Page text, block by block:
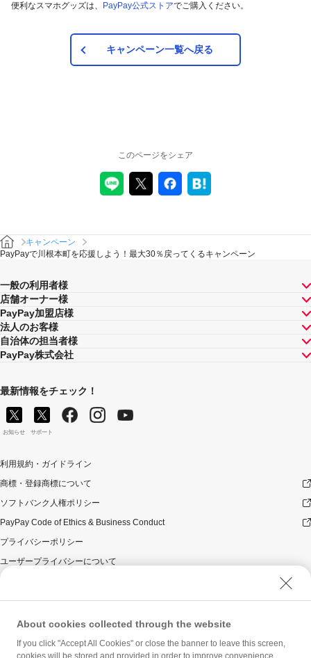
本キャンペーンの対象のお支払方法は、PayPay残高、ヤフー
法は対象外です。また、オンラインでのお支払いはPayPayピ
ックアップのみ対象で、それ以外は対象外です。
が同時開催する他の総付キャンペーンの中で、付与され
るPayPayボーナスの額が最大となるものが適用されま
す。PayPay株式会社が指定する場合を除き、それらが重
複適用されることはありません。
ときにはそれらも適用されますが、1回のお支払いについ
てのPayPayボーナスの付与率は、合計で支払額の66.5％
る場合は、本キャンペーンによる付与分が縮減されま
す）。ただし、上記上限は、マイナポイント付与期間中
（2020年9月1日～2021年9月30日）のお支払いに適用さ
れるものであり、2021年10月1日以降は変更予定です。
キャンペーン内容および適用条件を予告なく変更する場
合や、キャンペーン自体を予告なく中止する場合があり
ます。
場合は、本キャンペーンの対象とはなりませんのでご注
ドでのお支払いはキャンペーン対象外です。
対象のお支払方法にてお支払いいただいた際に、仮に本
ンペーン期間中のPayPayボーナスの付与額が合計5,000
円相当を超えるときには、当該付与額の合計が5,000円相
当となるよう付与いたします（付与額の合計がキャンペ
ーン期間中5,000円相当を超えることはございません）。
解除され（合意解除を含みます。）、または無効となっ
た場合（以下「取消し等」といいます。）、取消し等の
有無にかかわらず、当該取消し等の対象となったPayPay
決済についてのPayPayボーナスの付与は全て取り消され
し等の理由の如何にかかわらず、また、対象店舗による
合計」は将来に向かってのみ減額されます。そのため、
便利なスマホグッズは、 PayPay公式ストアでご購入ください。
キャンペーン一覧へ戻る
このページをシェア
キャンペーン
PayPayで川根本町を応援しよう！最大30％戻ってくるキャンペーン
一般の利用者様
店舗オーナー様
PayPay加盟店様
法人のお客様
自治体の担当者様
PayPay株式会社
最新情報をチェック！
お知らせ サポート
利用規約・ガイドライン
商標・登録商標について
ソフトバンク人権ポリシー
PayPay Code of Ethics & Business Conduct
プライバシーポリシー
ユーザープライバシーについて
ウェブサイト利用規約
反社会的勢力に対する方針
勧誘方針
About cookies collected through the website
If you click "Accept All Cookies" or close the banner to leave this screen,
cookies will be stored and provided in order to improve convenience,